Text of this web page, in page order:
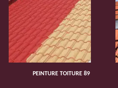
PEINTURE TOITURE 89